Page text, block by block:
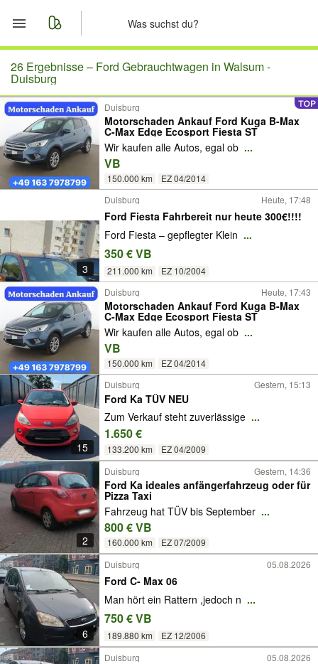
Start
Merkliste
Nachrichten
Anzeige aufgeben
26 Ergebnisse – Ford Gebrauchtwagen in Walsum -
Duisburg
Duisburg
Motorschaden Ankauf Ford Kuga B-Max
C-Max Edge Ecosport Fiesta ST
Wir kaufen alle Autos, egal ob ...
VB
150.000 km EZ 04/2014
3
Duisburg Heute, 17:48
Ford Fiesta Fahrbereit nur heute 300€!!!!
Ford Fiesta – gepflegter Klein ...
350 € VB
211.000 km
EZ 10/2004
Duisburg
Heute, 17:43
Motorschaden Ankauf Ford Kuga B-Max
C-Max Edge Ecosport Fiesta ST
Wir kaufen alle Autos, egal ob ...
VB
150.000 km EZ 04/2014
15
Duisburg Gestern, 15:13
Ford Ka TÜV NEU
Zum Verkauf steht zuverlässige ...
1.650 €
133.200 km EZ 04/2009
2
Duisburg Gestern, 14:36
Ford Ka ideales anfängerfahrzeug oder für
Pizza Taxi
Fahrzeug hat TÜV bis September ...
800 € VB
160.000 km EZ 07/2009
6
Duisburg 05.08.2026
Ford C- Max 06
Man hört ein Rattern ,jedoch n ...
750 € VB
189.880 km EZ 12/2006
Duisburg 05.08.2026